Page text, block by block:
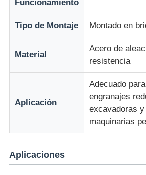
Funcionamiento
Tipo de Montaje Montado en
Material
Acero de
resistencia
Aplicación
Adecuado
engranajes
excavadoras
maquinarias
Aplicaciones